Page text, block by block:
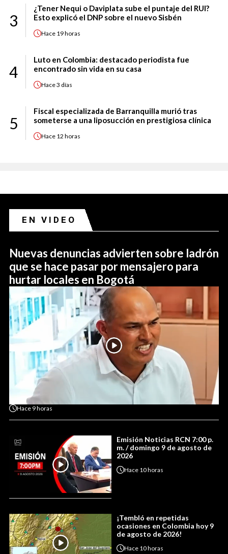
3
¿Tener Nequi o Daviplata sube el puntaje del RUI?
Esto explicó el DNP sobre el nuevo Sisbén
Hace 19 horas
4
Luto en Colombia: destacado periodista fue
encontrado sin vida en su casa
Hace3 días
5
Fiscal especializada de Barranquilla murió tras
someterse a una liposucción en prestigiosa clínica
Hace 12 horas
EN VIDEO
Nuevas denuncias advierten sobre ladrón
que se hace pasar por mensajero para
hurtar locales en Bogotá
Hace 9 horas
Emisión Noticias RCN 7:00 p.
m. / domingo 9 de agosto de
2026
Hace 10 horas
¡Tembló en repetidas
ocasiones en Colombia hoy 9
de agosto de 2026!
Hace 10 horas